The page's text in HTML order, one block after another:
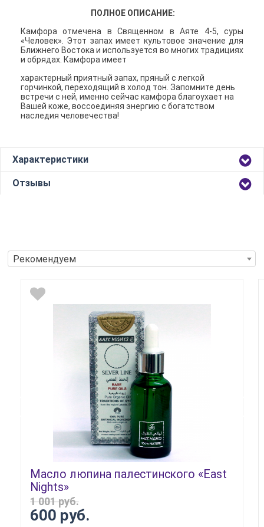
ПОЛНОЕ ОПИСАНИЕ:
Камфора отмечена в Священном в Аяте 4-5, суры
«Человек». Этот запах имеет культовое значение для
Ближнего Востока и используется во многих традициях
и обрядах. Камфора имеет
характерный приятный запах, пряный с легкой
горчинкой, переходящий в холод тон. Запомните день
встречи с ней, именно сейчас камфора благоухает на
Вашей коже, воссоединяя энергию с богатством
наследия человечества!
Характеристики
Отзывы
Рекомендуем
Масло люпина палестинского «East
Nights»
600 руб.
1 001 руб.